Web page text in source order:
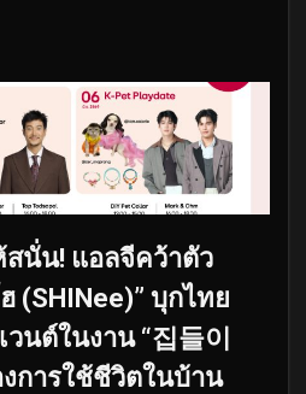
สนั่น! แอลจีคว้าตัว
(SHINee)” บุกไทย
นต์ในงาน “집들이
งการใช้ชีวิตในบ้าน